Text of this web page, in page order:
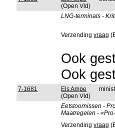
(Open Vld)
LNG-terminals -
Verzendingvraag
Ook
Ook
7-1681
Els Ampe
(Open Vld)
Eetstoornissen -
Maatregelen -
Verzendingvraag